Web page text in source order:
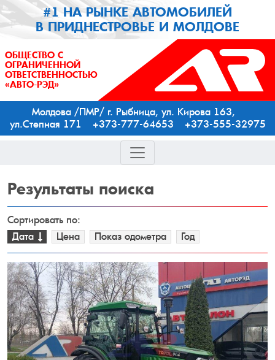
#1 НА РЫНКЕ АВТОМОБИЛЕЙ
В ПРИДНЕСТРОВЬЕ И МОЛДОВЕ
ОБЩЕСТВО С
ОГРАНИЧЕННОЙ
ОТВЕТСТВЕННОСТЬЮ
«АВТО-РЭД»
Молдова /ПМР/ г. Рыбница, ул. Кирова 163,
ул.Степная 171 +373-777-64653 +373-555-32975
Результаты поиска
Сортировать по:
Дата
Цена Показ одометра Год